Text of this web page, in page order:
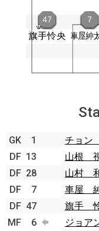
GK 1 チョン
DF 13 山根
DF 28 山村
DF 7 車屋
DF 47 旗手
MF 6 ジョア